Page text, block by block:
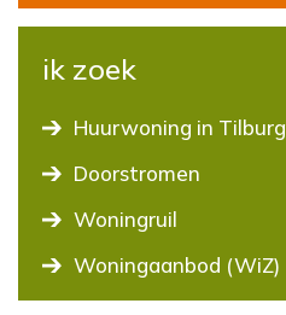
ik zoek
Huurwoning in Tilburg
Doorstromen
Woningruil
Woningaanbod (WiZ)